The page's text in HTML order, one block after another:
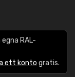
RAL-
ett konto gratis.